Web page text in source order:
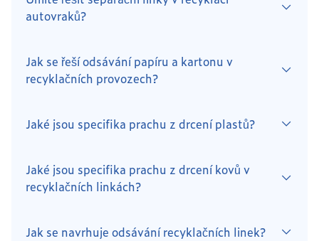
autovraků?
Jak se řeší odsávání papíru a kartonu v
recyklačních provozech?
Jaké jsou specifika prachu z drcení plastů?
Jaké jsou specifika prachu z drcení kovů v
recyklačních linkách?
Jak se navrhuje odsávání recyklačních linek?